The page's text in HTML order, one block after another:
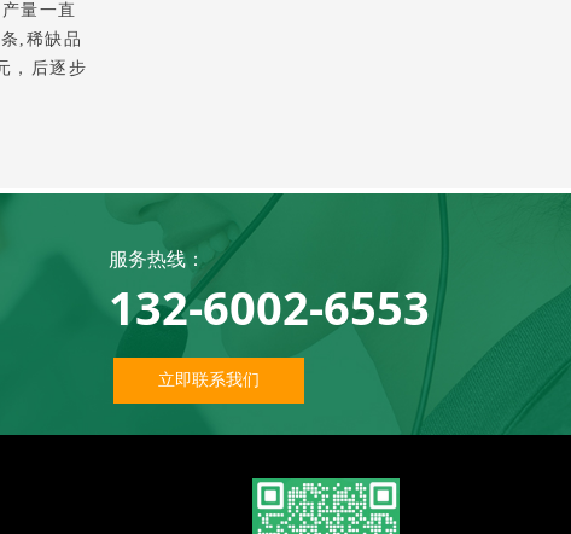
量一直
,稀缺品
，后逐步
服务热线：
132-6002-6553
立即联系我们